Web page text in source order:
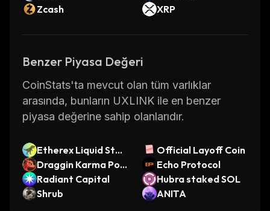
Zcash
XRP
Benzer Piyasa Değeri
CoinStats'ta mevcut olan tüm varlıklar
arasında, bunların UXLINK ile en benzer
piyasa değerine sahip olanlarıdır.
Etherex Liquid Stak
ing Token
Official Layoff Coin
Draggin Karma Poin
ts
Echo Protocol
Radiant Capital
Hubra staked SOL
Shrub
ANITA